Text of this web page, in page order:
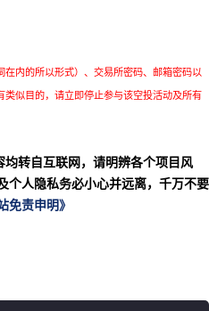
内的所以形式）、交易所密码、邮箱密码以
似目的，请立即停止参与该空投活动及所有
均转自互联网，请明辨各个项目风
个人隐私务必小心并远离，千万不要
免责申明》